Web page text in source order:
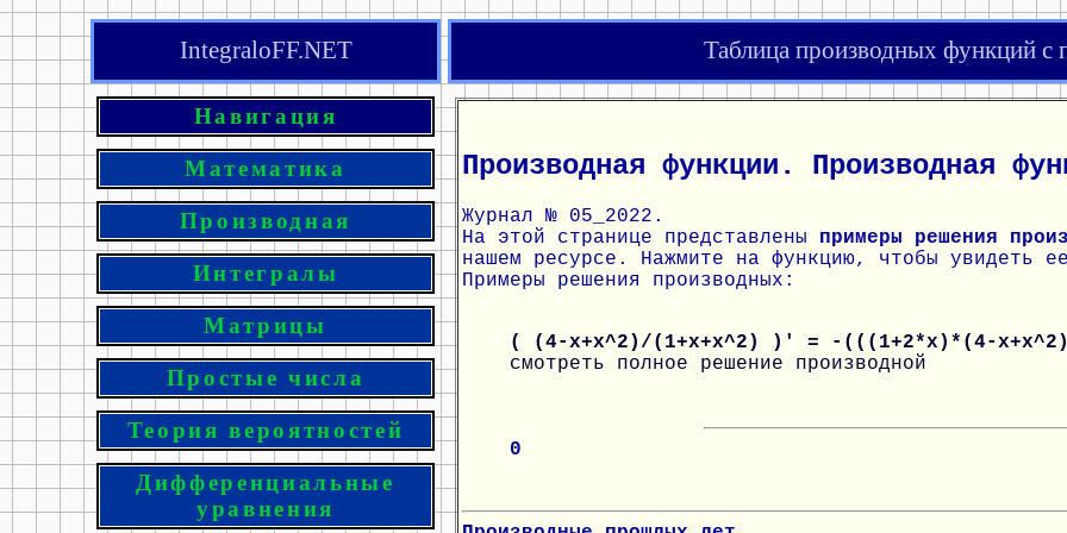
IntegraloFF.NET Таблица производных функций
Навигация
Математика
Производная
Интегралы
Матрицы
Простые числа
Теория вероятностей
Дифференциальные
уравнения
Производная функции. Производная
Журнал № 05_2022.
На этой странице представлены примеры решения
нашем ресурсе. Нажмите на функцию, чтобы увидеть
Примеры решения производных:
( (4-x+x^2)/(1+x+x^2) )' = -(((1+2*x)*(4-
смотреть полное решение производной
0